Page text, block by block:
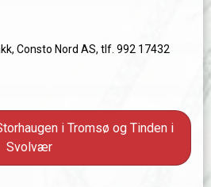
Consto Nord AS, tlf. 992 17432
bygger Storhaugen i Tromsø
i Tromsø og Tinden i
Svolvær